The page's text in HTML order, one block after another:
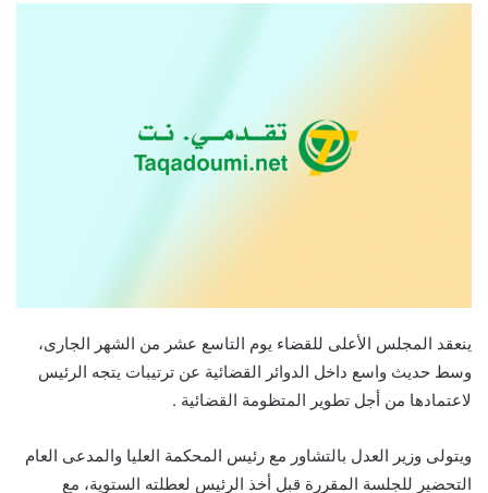
ينعقد المجلس الأعلى للقضاء يوم التاسع عشر من الشهر الجارى،
وسط حديث واسع داخل الدوائر القضائية عن ترتيبات يتجه الرئيس
لاعتمادها من أجل تطوير المتظومة القضائية .
ويتولى وزير العدل بالتشاور مع رئيس المحكمة العليا والمدعى العام
التحضير للجلسة المقررة قبل أخذ الرئيس لعطلته الستوية، مع